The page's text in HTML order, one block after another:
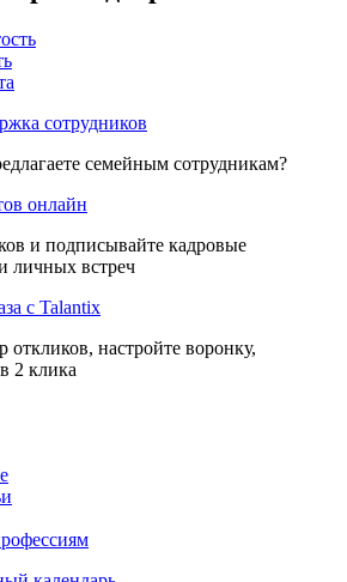
сотрудников
семейным сотрудникам?
онлайн
и подписывайте кадровые
личных встреч
с Talantix
откликов, настройте воронку,
2 клика